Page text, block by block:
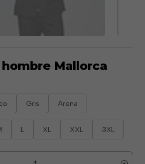
Mallorca
Gris Arena
L XL XXL 3XL